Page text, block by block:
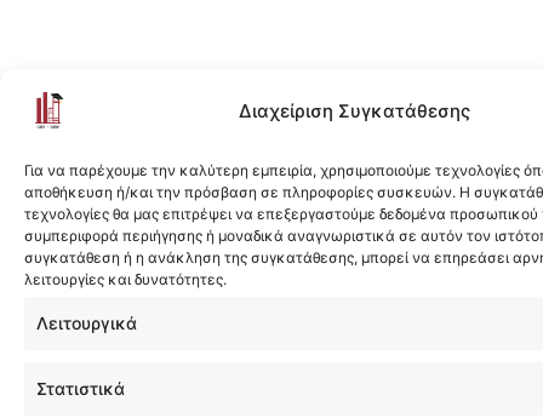
Διαχείριση Συγκατάθεσης
Για να παρέχουμε την καλύτερη εμπειρία, χρησιμοποιούμε τεχνολογίες
αποθήκευση ή/και την πρόσβαση σε πληροφορίες συσκευών. Η
τεχνολογίες θα μας επιτρέψει να επεξεργαστούμε δεδομένα
συμπεριφορά περιήγησης ή μοναδικά αναγνωριστικά σε αυτόν τον
συγκατάθεση ή η ανάκληση της συγκατάθεσης, μπορεί να επηρεάσει
λειτουργίες και δυνατότητες.
Λειτουργικά
Στατιστικά